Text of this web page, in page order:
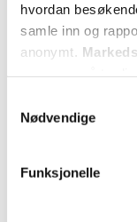
hvordan
samle inn og
anonymt.
Nødvendige
Funksjonelle